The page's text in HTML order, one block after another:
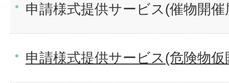
申請様式提供サービス(催物開催
申請様式提供サービス(危険物